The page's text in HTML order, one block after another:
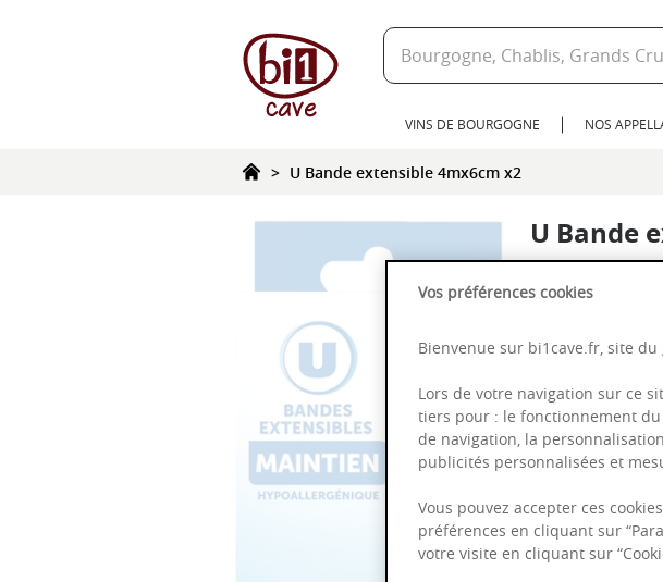
VINS DE BOURGOGNE NOS
U Bande extensible 4mx6cm x2
U Bande
Vos préférences cookies
Bienvenue sur bi1cave.fr, site du
Lors de votre navigation sur ce
tiers pour : le fonctionnement
de navigation, la
publicités personnalisées et
Vous pouvez accepter ces
préférences en cliquant sur
votre visite en cliquant sur